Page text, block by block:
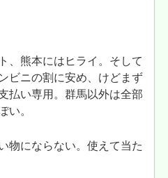
、熊本にはヒライ。そして
ビニの割に安め、けどまず
払い専用。群馬以外は全部
い。
物にならない。使えて当た